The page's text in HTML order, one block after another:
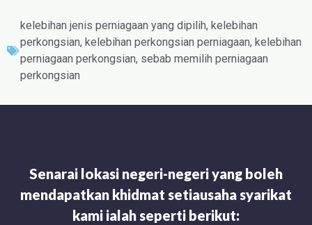
kelebihan jenis perniagaan yang dipilih, kelebihan
perkongsian, kelebihan perkongsian perniagaan, kelebihan
perniagaan perkongsian, sebab memilih perniagaan
perkongsian
Senarai lokasi negeri-negeri yang boleh
mendapatkan khidmat setiausaha syarikat
kami ialah seperti berikut: